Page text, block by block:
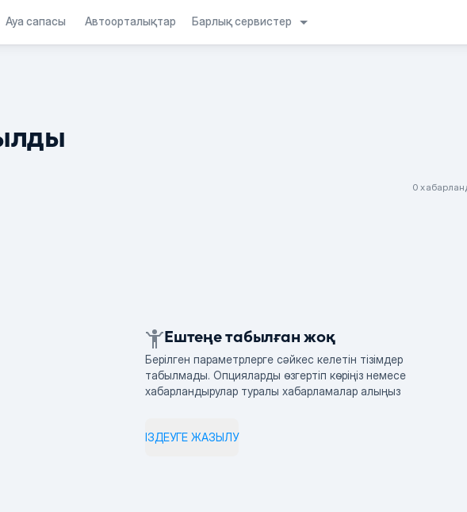
Ауа сапасы Автоорталықтар Барлық сервистер
0
Ештеңе табылған жоқ
Берілген параметрлерге сәйкес келетін тізімдер
табылмады. Опцияларды өзгертіп көріңіз немесе
хабарландырулар туралы хабарламалар алыңыз
ІЗДЕУГЕ ЖАЗЫЛУ